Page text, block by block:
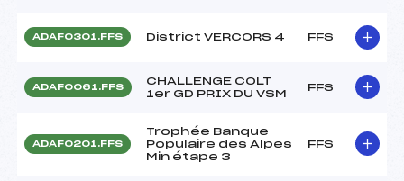
ADAF0301.FFS District VERCORS 4 FFS
ADAF0061.FFS
CHALLENGE COLT
1er GD PRIX DU VSM
FFS
ADAF0201.FFS
Trophée Banque
Populaire des Alpes
Min étape 3
FFS